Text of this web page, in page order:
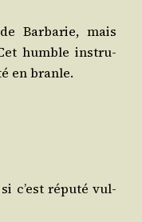
Bar­ba­rie, mais
humble ins­tru­
en branle.
c’est répu­té vul­